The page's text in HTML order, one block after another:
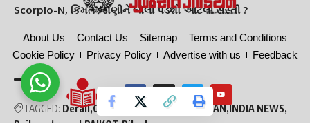
Scorpio-N, કિંમત જાણીને બોલી પડશો આટલી સસ્તી ?
TAGGED: Derail GUJARAT GUJARAT GUARDIAN INDIA NEWS
About Us Contact Us Sitemap
Terms and Conditions
Cookie Policy
Privacy Policy Advertise with us Feedback